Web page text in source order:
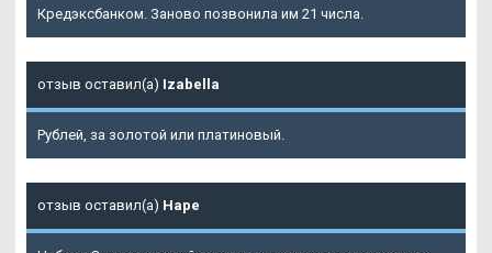
Кредэксбанком. Заново позвонила им 21 числа.
отзыв оставил(а) Izabella
Рублей, за золотой или платиновый.
отзыв оставил(а) Наре